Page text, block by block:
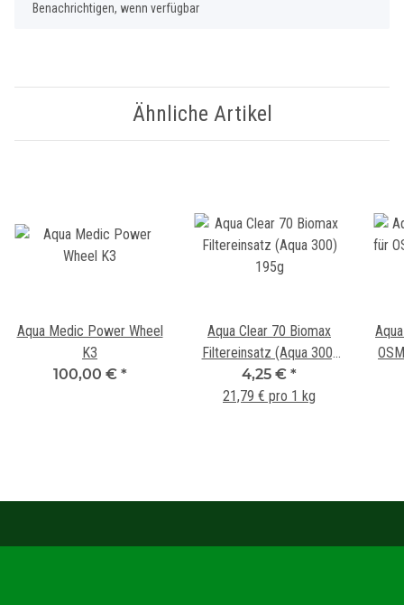
Benachrichtigen, wenn verfügbar
Ähnliche Artikel
Aqua Medic Power Wheel
K3
100,00 € *
Aqua Clear 70 Biomax
Filtereinsatz (Aqua 300)
195g
4,25 € *
21,79 € pro 1 kg